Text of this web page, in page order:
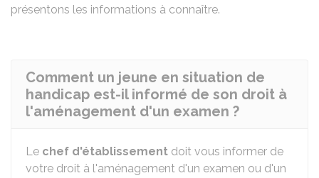
présentons les informations à connaître.
Comment un jeune en situation de
handicap est-il informé de son droit à
l'aménagement d'un examen ?
Le chef d'établissement doit vous informer de
votre droit à l'aménagement d'un examen ou d'un